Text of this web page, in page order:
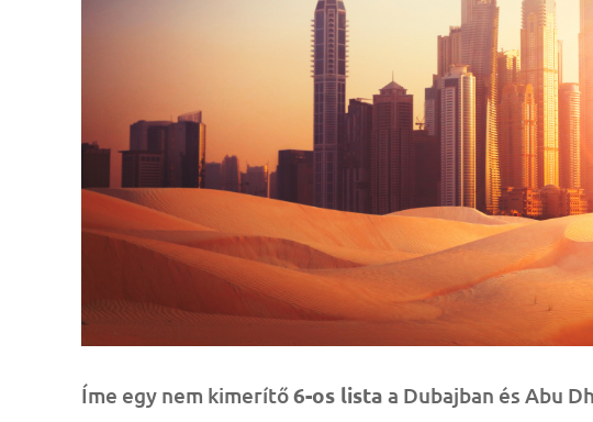
Íme egy nem kimerítő6-os lista a Dubajban és Abu